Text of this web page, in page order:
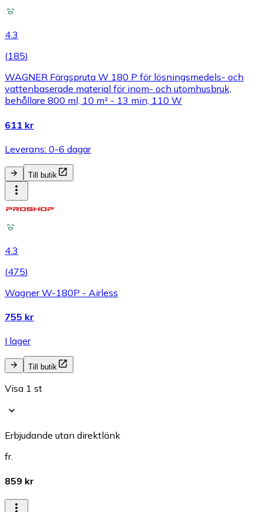
4.3
(185)
WAGNER Färgspruta W 180 P för lösningsmedels- och
vattenbaserade material för inom- och utomhusbruk,
behållare 800 ml, 10 m² - 13 min, 110 W
611 kr
Leverans: 0-6 dagar
Till butik
4.3
(475)
Wagner W-180P - Airless
755 kr
I lager
Till butik
Visa 1 st
Erbjudande utan direktlänk
fr.
859 kr